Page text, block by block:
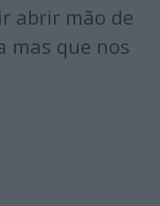
abrir mão de
mas que nos